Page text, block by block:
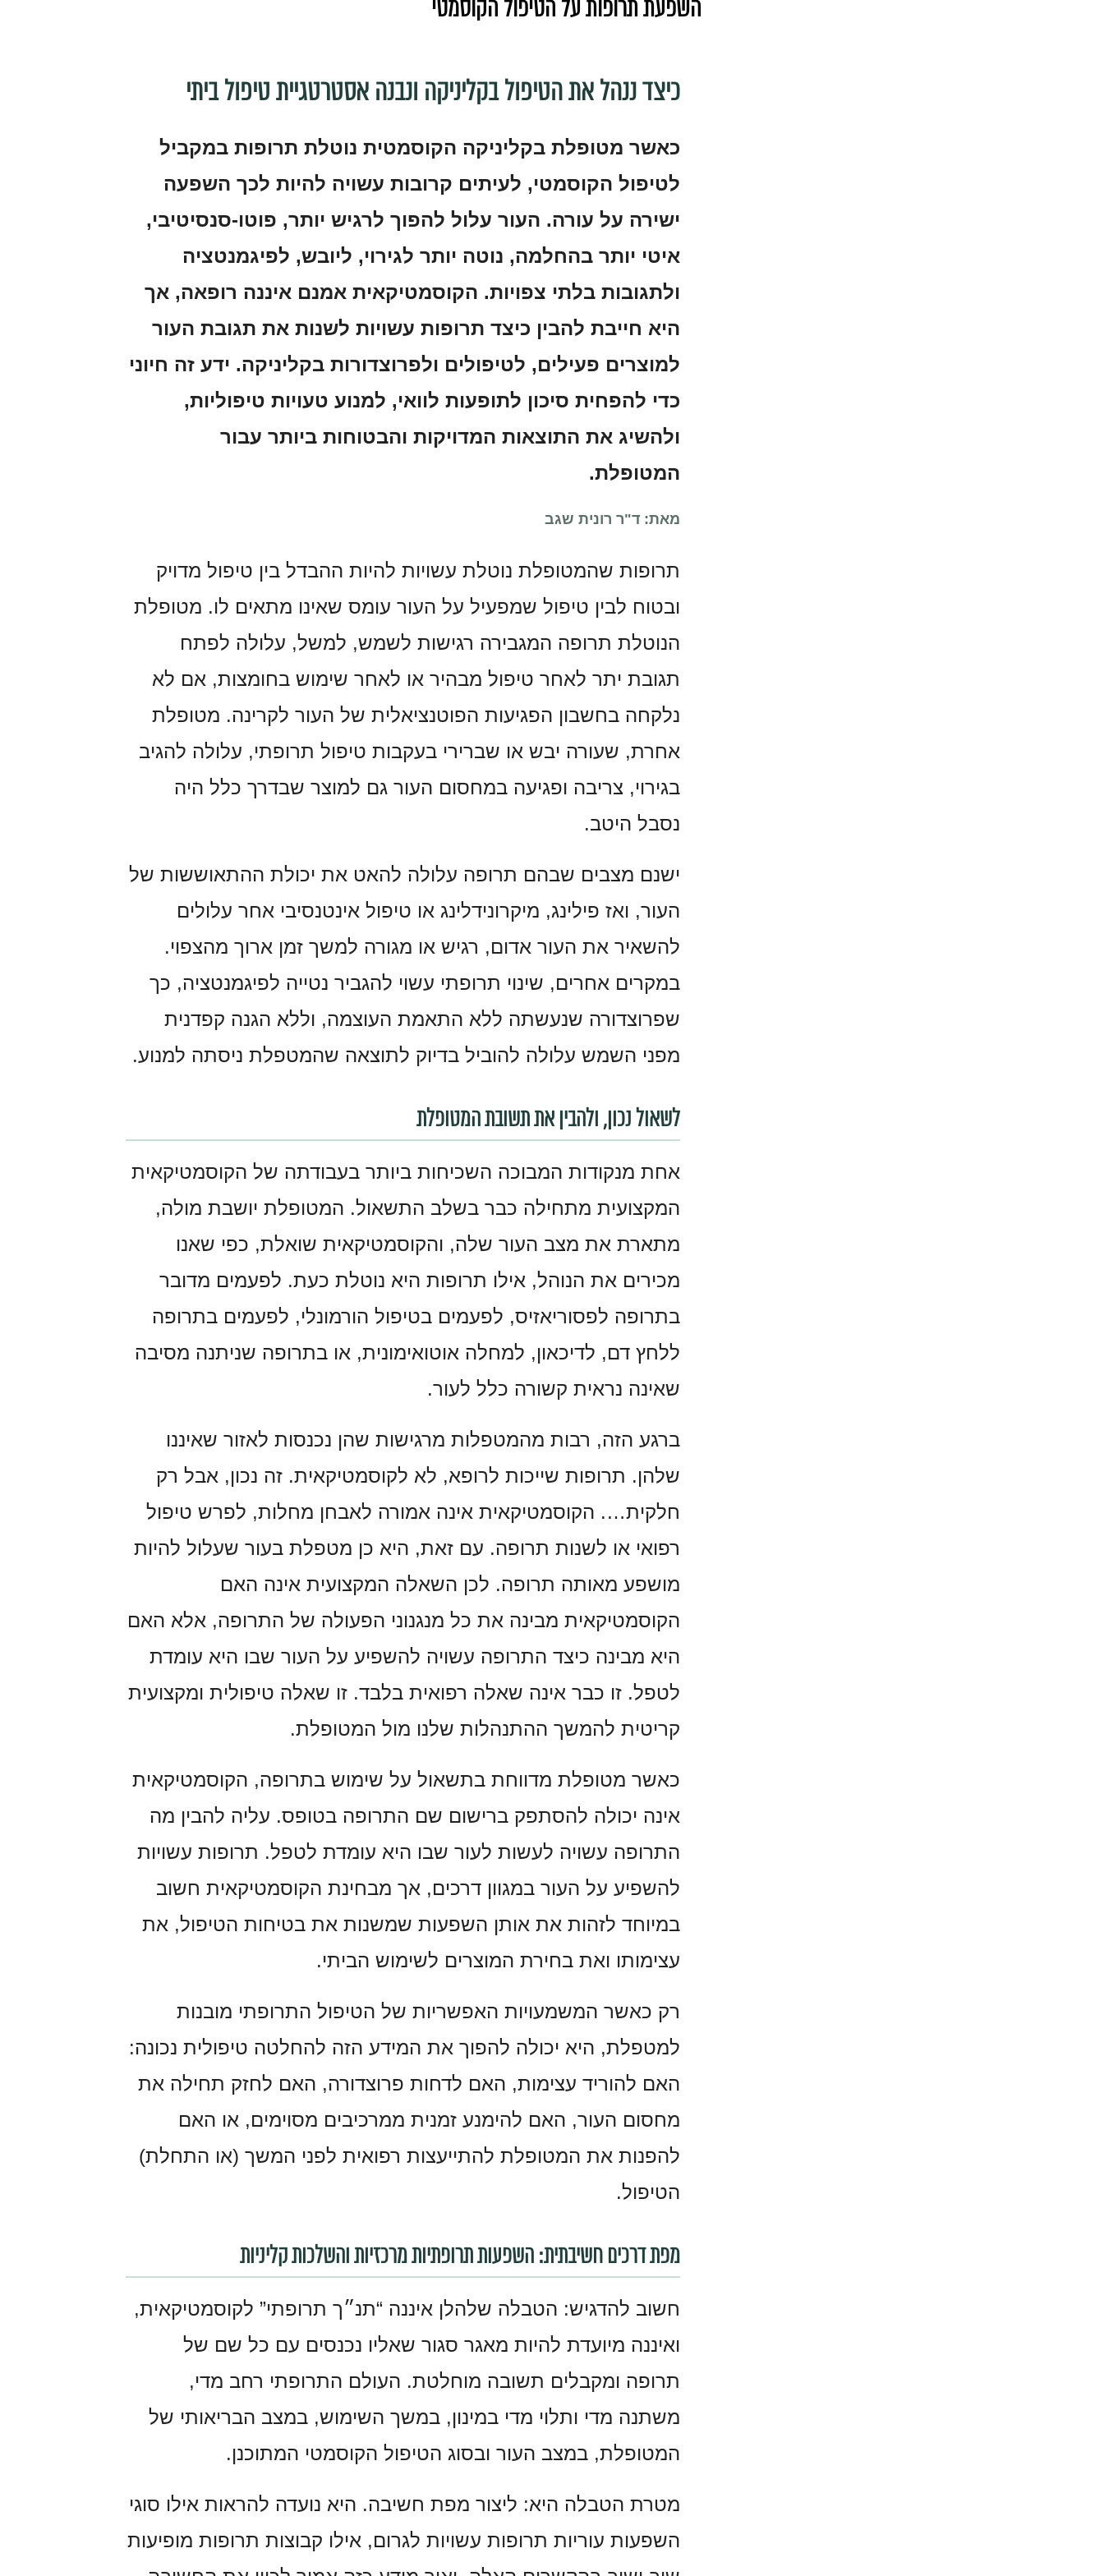
השפעת תרופות על הטיפול הקוסמטי
כיצד ננהל את הטיפול בקליניקה ונבנה אסטרטגיית טיפול ביתי
כאשר מטופלת בקליניקה הקוסמטית נוטלת תרופות במקביל
לטיפול הקוסמטי, לעיתים קרובות עשויה להיות לכך השפעה
ישירה על עורה. העור עלול להפוך לרגיש יותר, פוטו-סנסיטיבי,
איטי יותר בהחלמה, נוטה יותר לגירוי, ליובש, לפיגמנטציה
ולתגובות בלתי צפויות. הקוסמטיקאית אמנם איננה רופאה, אך
היא חייבת להבין כיצד תרופות עשויות לשנות את תגובת העור
למוצרים פעילים, לטיפולים ולפרוצדורות בקליניקה. ידע זה חיוני
כדי להפחית סיכון לתופעות לוואי, למנוע טעויות טיפוליות,
ולהשיג את התוצאות המדויקות והבטוחות ביותר עבור
המטופלת.
מאת: ד"ר רונית שגב
תרופות שהמטופלת נוטלת עשויות להיות ההבדל בין טיפול מדויק
ובטוח לבין טיפול שמפעיל על העור עומס שאינו מתאים לו. מטופלת
הנוטלת תרופה המגבירה רגישות לשמש, למשל, עלולה לפתח
תגובת יתר לאחר טיפול מבהיר או לאחר שימוש בחומצות, אם לא
נלקחה בחשבון הפגיעות הפוטנציאלית של העור לקרינה. מטופלת
אחרת, שעורה יבש או שברירי בעקבות טיפול תרופתי, עלולה להגיב
בגירוי, צריבה ופגיעה במחסום העור גם למוצר שבדרך כלל היה
נסבל היטב.
ישנם מצבים שבהם תרופה עלולה להאט את יכולת ההתאוששות של
העור, ואז פילינג, מיקרונידלינג או טיפול אינטנסיבי אחר עלולים
להשאיר את העור אדום, רגיש או מגורה למשך זמן ארוך מהצפוי.
במקרים אחרים, שינוי תרופתי עשוי להגביר נטייה לפיגמנטציה, כך
שפרוצדורה שנעשתה ללא התאמת העוצמה, וללא הגנה קפדנית
מפני השמש עלולה להוביל בדיוק לתוצאה שהמטפלת ניסתה למנוע.
לשאול נכון, ולהבין את תשובת המטופלת
אחת מנקודות המבוכה השכיחות ביותר בעבודתה של הקוסמטיקאית
המקצועית מתחילה כבר בשלב התשאול. המטופלת יושבת מולה,
מתארת את מצב העור שלה, והקוסמטיקאית שואלת, כפי שאנו
מכירים את הנוהל, אילו תרופות היא נוטלת כעת. לפעמים מדובר
בתרופה לפסוריאזיס, לפעמים בטיפול הורמונלי, לפעמים בתרופה
ללחץ דם, לדיכאון, למחלה אוטואימונית, או בתרופה שניתנה מסיבה
שאינה נראית קשורה כלל לעור.
ברגע הזה, רבות מהמטפלות מרגישות שהן נכנסות לאזור שאיננו
שלהן. תרופות שייכות לרופא, לא לקוסמטיקאית. זה נכון, אבל רק
חלקית…. הקוסמטיקאית אינה אמורה לאבחן מחלות, לפרש טיפול
רפואי או לשנות תרופה. עם זאת, היא כן מטפלת בעור שעלול להיות
מושפע מאותה תרופה. לכן השאלה המקצועית אינה האם
הקוסמטיקאית מבינה את כל מנגנוני הפעולה של התרופה, אלא האם
היא מבינה כיצד התרופה עשויה להשפיע על העור שבו היא עומדת
לטפל. זו כבר אינה שאלה רפואית בלבד. זו שאלה טיפולית ומקצועית
קריטית להמשך ההתנהלות שלנו מול המטופלת.
כאשר מטופלת מדווחת בתשאול על שימוש בתרופה, הקוסמטיקאית
אינה יכולה להסתפק ברישום שם התרופה בטופס. עליה להבין מה
התרופה עשויה לעשות לעור שבו היא עומדת לטפל. תרופות עשויות
להשפיע על העור במגוון דרכים, אך מבחינת הקוסמטיקאית חשוב
במיוחד לזהות את אותן השפעות שמשנות את בטיחות הטיפול, את
עצימותו ואת בחירת המוצרים לשימוש הביתי.
רק כאשר המשמעויות האפשריות של הטיפול התרופתי מובנות
למטפלת, היא יכולה להפוך את המידע הזה להחלטה טיפולית נכונה:
האם להוריד עצימות, האם לדחות פרוצדורה, האם לחזק תחילה את
מחסום העור, האם להימנע זמנית ממרכיבים מסוימים, או האם
להפנות את המטופלת להתייעצות רפואית לפני המשך (או התחלת)
הטיפול.
מפת דרכים חשיבתית: השפעות תרופתיות מרכזיות והשלכות קליניות
חשוב להדגיש: הטבלה שלהלן איננה “תנ״ך תרופתי” לקוסמטיקאית,
ואיננה מיועדת להיות מאגר סגור שאליו נכנסים עם כל שם של
תרופה ומקבלים תשובה מוחלטת. העולם התרופתי רחב מדי,
משתנה מדי ותלוי מדי במינון, במשך השימוש, במצב הבריאותי של
המטופלת, במצב העור ובסוג הטיפול הקוסמטי המתוכנן.
מטרת הטבלה היא: ליצור מפת חשיבה. היא נועדה להראות אילו סוגי
השפעות עוריות תרופות עשויות לגרום, אילו קבוצות תרופות מופיעות